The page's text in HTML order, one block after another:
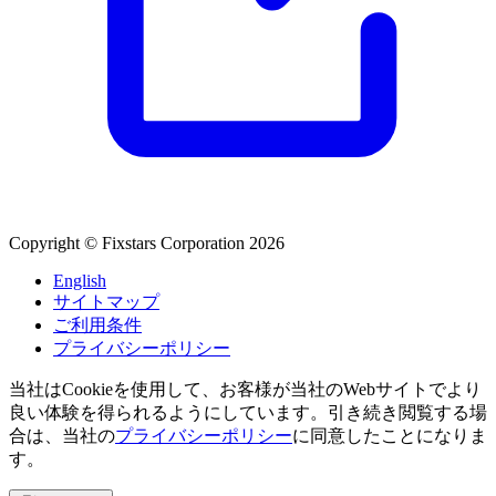
Copyright © Fixstars Corporation 2026
English
サイトマップ
ご利用条件
プライバシーポリシー
当社はCookieを使用して、お客様が当社のWebサイトでより
良い体験を得られるようにしています。引き続き閲覧する場
合は、当社のプライバシーポリシーに同意したことになりま
す。